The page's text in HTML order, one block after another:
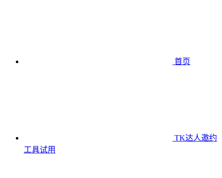
首页
TK达人邀约
工具试用